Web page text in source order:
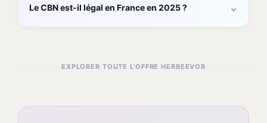
Le CBN est-il légal en France en 2025 ? ⌄
EXPLORER TOUTE L'OFFRE HERBEEVOR